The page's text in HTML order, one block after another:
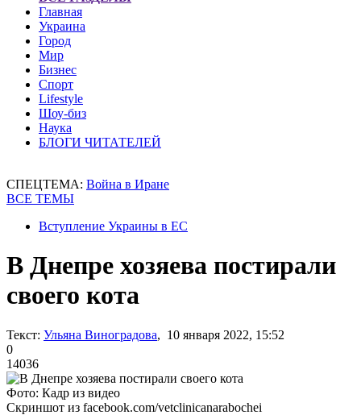
Главная
Украина
Город
Мир
Бизнес
Спорт
Lifestyle
Шоу-биз
Наука
БЛОГИ ЧИТАТЕЛЕЙ
СПЕЦТЕМА: Война в Иране
ВСЕ ТЕМЫ
Вступление Украины в ЕС
В Днепре хозяева постирали
своего кота
Текст: Ульяна Виноградова, 10 января 2022, 15:52
0
14036
Фото: Кадр из видео
Скриншот из facebook.com/vetclinicanarabochei